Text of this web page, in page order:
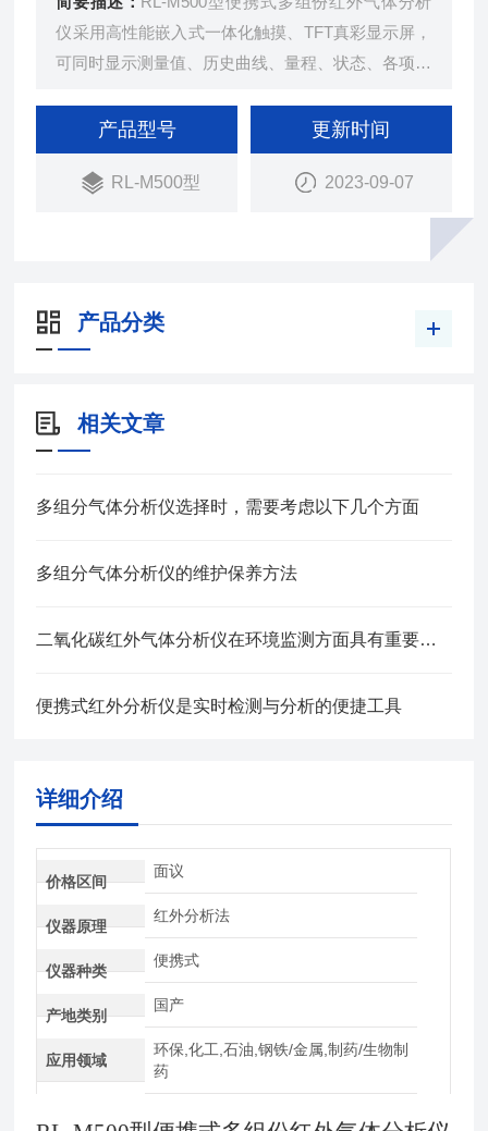
仪采用高性能嵌入式一体化触摸、TFT真彩显示屏，
可同时显示测量值、历史曲线、量程、状态、各项参
产品型号
RL-M500型
更新时间
2023-09-07
产品分类
相关文章
多组分气体分析仪选择时，需要考虑以下几个方面
多组分气体分析仪的维护保养方法
二氧化碳红外气体分析仪在环境监测方面具有重要应用
便携式红外分析仪是实时检测与分析的便捷工具
详细介绍
价格区间
面议
仪器原理
红外分析法
仪器种类
便携式
产地类别
国产
应用领域
环保,化工,石油,钢铁/金属,制药/生物制
药